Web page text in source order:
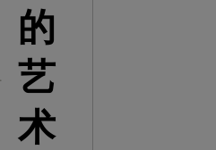
标中国科学技术馆2022年中国流动科技馆
洛阳市科学技术馆展品采购项目
标方城县科技馆展厅升级项目
濮阳县科技馆公共安全体验馆项目
团中标广西大学海洋科教馆项目
团中标淮师附小科技长廊展项目
团中标洪泽湖治理保护展示馆项目
的
艺
术